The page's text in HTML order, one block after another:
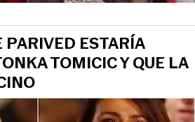
PARIVED ESTARÍA
TOMICIC Y QUE LA